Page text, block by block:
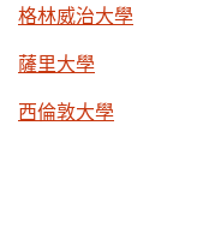
格林威治大學
薩里大學
西倫敦大學